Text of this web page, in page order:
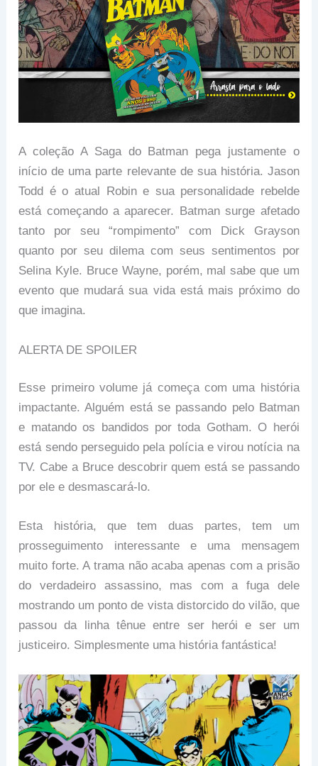
A coleção A Saga do Batman pega justamente o
início de uma parte relevante de sua história. Jason
Todd é o atual Robin e sua personalidade rebelde
está começando a aparecer. Batman surge afetado
tanto por seu “rompimento” com Dick Grayson
quanto por seu dilema com seus sentimentos por
Selina Kyle. Bruce Wayne, porém, mal sabe que um
evento que mudará sua vida está mais próximo do
que imagina.
ALERTA DE SPOILER
Esse primeiro volume já começa com uma história
impactante. Alguém está se passando pelo Batman
e matando os bandidos por toda Gotham. O herói
está sendo perseguido pela polícia e virou notícia na
TV. Cabe a Bruce descobrir quem está se passando
por ele e desmascará-lo.
Esta história, que tem duas partes, tem um
prosseguimento interessante e uma mensagem
muito forte. A trama não acaba apenas com a prisão
do verdadeiro assassino, mas com a fuga dele
mostrando um ponto de vista distorcido do vilão, que
passou da linha tênue entre ser herói e ser um
justiceiro. Simplesmente uma história fantástica!